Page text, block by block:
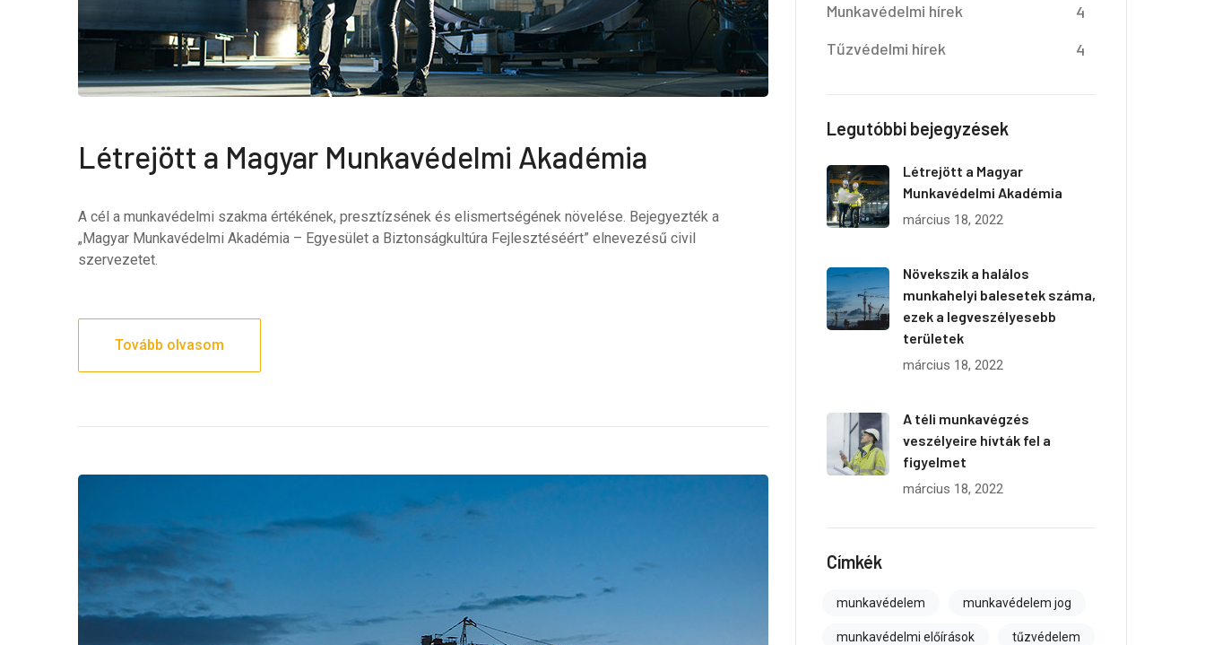
Létrejött a Magyar Munkavédelmi Akadémia
A cél a munkavédelmi szakma értékének, presztízsének és elismertségének növelése. Bejegyezték a
„Magyar Munkavédelmi Akadémia – Egyesület a Biztonságkultúra Fejlesztéséért” elnevezésű civil
szervezetet.
Tovább olvasom
Munkavédelmi hírek
4
Tűzvédelmi hírek
4
Legutóbbi bejegyzések
Létrejött a Magyar
Munkavédelmi Akadémia
március 18, 2022
Növekszik a halálos
munkahelyi balesetek száma,
ezek a legveszélyesebb
területek
március 18, 2022
A téli munkavégzés
veszélyeire hívták fel a
figyelmet
március 18, 2022
Címkék
munkavédelem munkavédelem jog
munkavédelmi előírások tűzvédelem